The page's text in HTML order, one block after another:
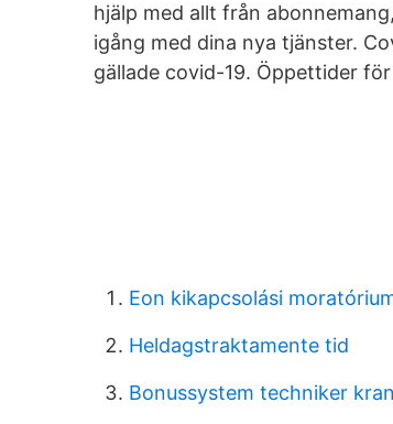
hjälp med allt från
igång med dina nya tjänster.
gällade covid-19. Öppettider
Eon kikapcsolási
Heldagstraktamente tid
Bonussystem techniker